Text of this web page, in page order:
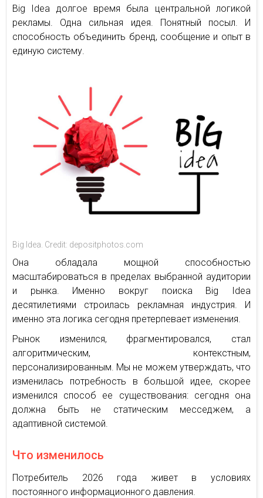
Big Idea долгое время была центральной логикой
рекламы. Одна сильная идея. Понятный посыл. И
способность объединить бренд, сообщение и опыт в
единую систему.
Big Idea. Credit: depositphotos.com
Она обладала мощной способностью
масштабироваться в пределах выбранной аудитории
и рынка. Именно вокруг поиска Big Idea
десятилетиями строилась рекламная индустрия. И
именно эта логика сегодня претерпевает изменения.
Рынок изменился, фрагментировался, стал
алгоритмическим, контекстным,
персонализированным. Мы не можем утверждать, что
изменилась потребность в большой идее, скорее
изменился способ ее существования: сегодня она
должна быть не статическим месседжем, а
адаптивной системой.
Что изменилось
Потребитель 2026 года живет в условиях
постоянного информационного давления.